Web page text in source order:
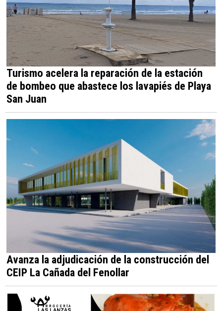
Turismo acelera la reparación de la estación
de bombeo que abastece los lavapiés de Playa
San Juan
Avanza la adjudicación de la construcción del
CEIP La Cañada del Fenollar